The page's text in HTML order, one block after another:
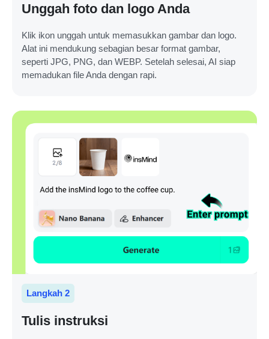
Unggah foto dan logo Anda
Klik ikon unggah untuk memasukkan gambar dan logo.
Alat ini mendukung sebagian besar format gambar,
seperti JPG, PNG, dan WEBP. Setelah selesai, AI siap
memadukan file Anda dengan rapi.
Langkah 2
Tulis instruksi